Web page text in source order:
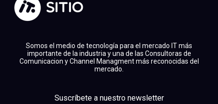
Somos el medio de tecnología para el mercado IT más
importante de la industria y una de las Consultoras de
Comunicacion y Channel Managment más reconocidas del
mercado.
Suscríbete a nuestro newsletter
linkedinyoutubeinstagram
spotify